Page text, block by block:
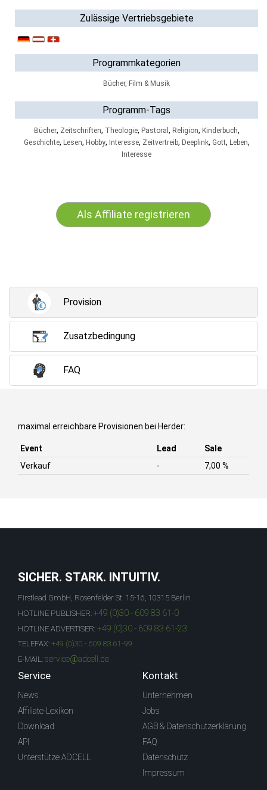
Zulässige Vertriebsgebiete
Programmkategorien
Bücher, Film & Musik
Programm-Tags
Bücher, Zeitschriften, Theologie, Pastoral , Religion, Kinderbuch,
Geschichte, Lesen, Hobby, Interesse, Zeitvertreib, Deeplink, Gott, Leben,
Interesse
Als Affiliate registrieren
Provision
Zusatzbedingung
FAQ
maximal erreichbare Provisionen bei Herder:
Event Lead
Sale
Verkauf
- 7,00 %
SICHER. STARK. INTUITIV.
Firstlead GmbH, Rosenfelder St. 15-16, 10315 Berlin
HOTLINE PUBLISHER: +49 (0)30 - 609 83 61-0
HOTLINE ADVERTISER: +49 (0)30 - 609 83 61-23
TELEFAX: +49 (0)30 - 609 83 61-99
E-MAIL: service@adcell.de
Service
News
Affiliate-Lexikon
Download
API
Unterstütze ADCELL
Kontakt
Unternehmen
Jobs
AGB & Datenschutzerklärung
FAQ
Datenschutz
Impressum